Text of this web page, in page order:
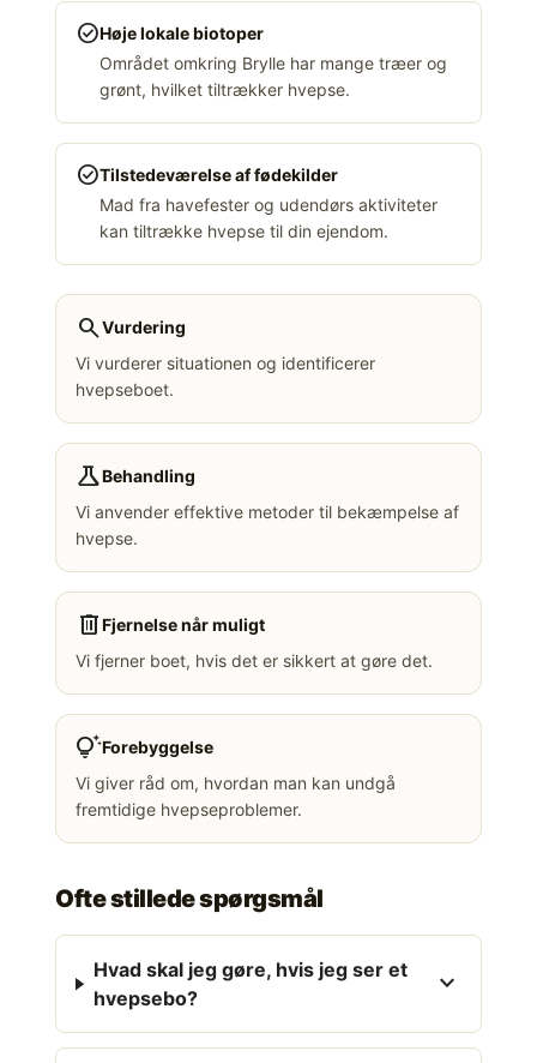
check_circleHøje lokale biotoper
Området omkring Brylle har mange træer og
grønt, hvilket tiltrækker hvepse.
check_circleTilstedeværelse af fødekilder
Mad fra havefester og udendørs aktiviteter
kan tiltrække hvepse til din ejendom.
searchVurdering
Vi vurderer situationen og identificerer
hvepseboet.
scienceBehandling
Vi anvender effektive metoder til bekæmpelse af
hvepse.
deleteFjernelse når muligt
Vi fjerner boet, hvis det er sikkert at gøre det.
tips_and_updatesForebyggelse
Vi giver råd om, hvordan man kan undgå
fremtidige hvepseproblemer.
Ofte stillede spørgsmål
Hvad skal jeg gøre, hvis jeg ser et
hvepsebo?
expand_more